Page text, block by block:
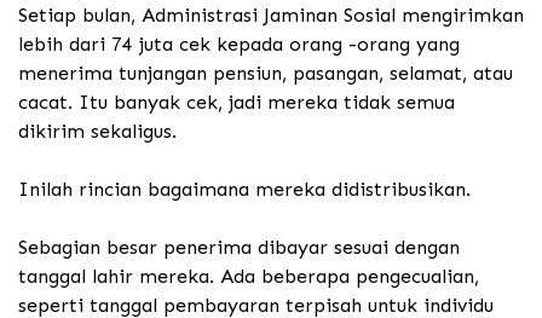
Setiap bulan, Administrasi Jaminan Sosial mengirimkan
lebih dari 74 juta cek kepada orang -orang yang
menerima tunjangan pensiun, pasangan, selamat, atau
cacat. Itu banyak cek, jadi mereka tidak semua
dikirim sekaligus.
Inilah rincian bagaimana mereka didistribusikan.
Sebagian besar penerima dibayar sesuai dengan
tanggal lahir mereka. Ada beberapa pengecualian,
seperti tanggal pembayaran terpisah untuk individu